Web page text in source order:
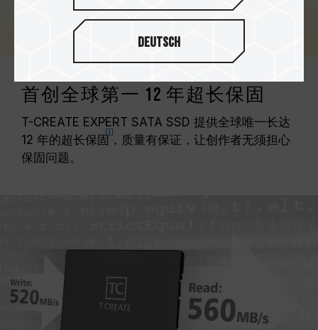
首创全球第一 12 年超长保固
T-CREATE EXPERT SATA SSD 提供全球唯一长达
12 年的超长保固，质量有保证，让创作者无须担心
保固问题。
Deutsch